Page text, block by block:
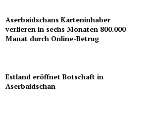
Aserbaidschans Karteninhaber
verlieren in sechs Monaten 800.000
Manat durch Online-Betrug
Estland eröffnet Botschaft in
Aserbaidschan